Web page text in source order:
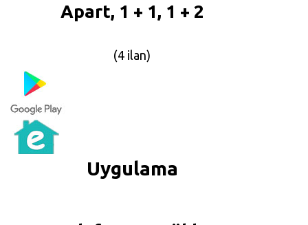
Apart, 1 + 1, 1 + 2
(4 ilan)
Uygulama